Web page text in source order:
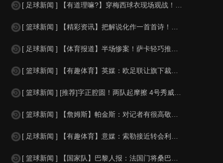
[ 足球新闻 ] 【有道理嘛?】穿梅西球衣现场观战！马思纯晒照：终究是人生，不
[ 篮球新闻 ] 【精彩资讯】把解说化作一首首诗！贺炜本届世界杯金句合集
[ 足球新闻 ] 【体育报道】半场惨案！萨卡轻巧推射双响，英格兰4-0领先法国
[ 篮球新闻 ] 【有趣体育】英媒：欧足联让旗下裁判避免像世界杯一样，用VAR
[ 篮球新闻 ] [推荐]字正腔圆！两队起摩擦 4号秀威尔逊大声嘲讽卡卢马:W
[ 篮球新闻 ] 【詹姆斯】帕金斯：对记者有很高敬意 Windhorst绝不是
[ 足球新闻 ] 【有趣体育】意媒：索勒接近转会利兹联，乌迪内斯有意米兰后卫F
[ 篮球新闻 ] 【国家队】巴黎人报：法国门将桑巴小腿受伤，提前结束了训练